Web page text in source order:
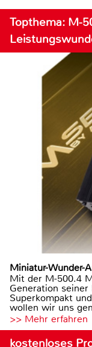
Topthema: M-
Miniatur-Wunder-
Mit der M-500.4
Generation
Superkompakt
wollen wir uns
>> Mehr erfahren
kostenloses